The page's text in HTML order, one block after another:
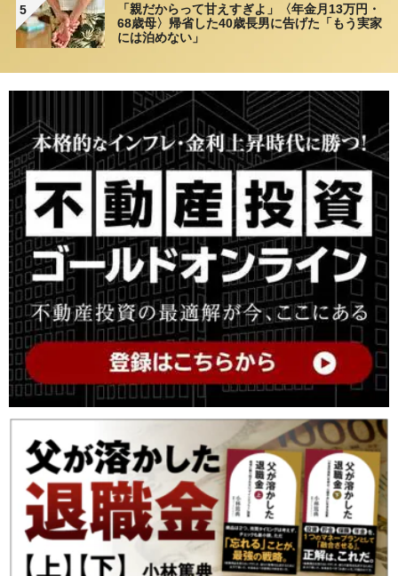
5
「親だからって甘えすぎよ」〈年金月13万円・
68歳母〉帰省した40歳長男に告げた「もう実家
には泊めない」